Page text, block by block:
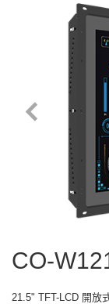
CO-
21.5" TFT-LCD 開放